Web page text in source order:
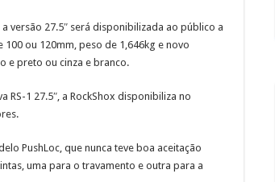
versão 27.5″ será disponibilizada ao público a
ou 120mm, peso de 1,646kg e novo
e preto ou cinza e branco.
RS-1 27.5″, a RockShox disponibiliza no
PushLoc, que nunca teve boa aceitação
uma para o travamento e outra para a